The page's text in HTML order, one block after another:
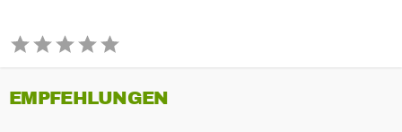
EMPFEHLUNGEN